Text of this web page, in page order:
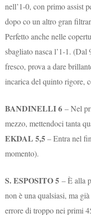
nell’1-0, con primo assist
dopo co un altro gran
Perfetto anche nelle
sbagliato nasca l’1-1. (Dal
fresco, prova a dare
incarica del quinto rigore,
BANDINELLI 6– Nel
mezzo, mettendoci tanta
EKDAL 5,5– Entra nel
momento).
S. ESPOSITO 5– È alla
non è una qualsiasi, ma
errore di troppo nei primi